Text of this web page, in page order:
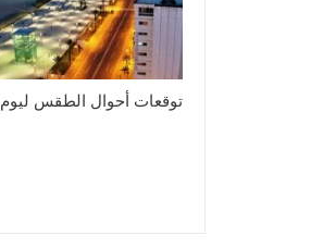
توقعات أحوال الطقس ليوم